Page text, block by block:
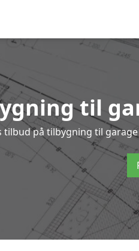
til
tilbud på tilbygning til